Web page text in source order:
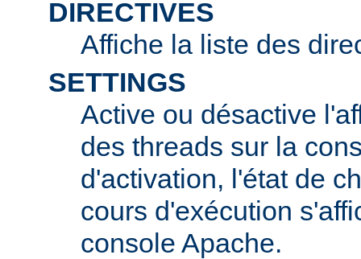
DIRECTIVES
Affiche la liste des
SETTINGS
Active ou désactive
des threads sur la
d'activation, l'état de
cours d'exécution
console Apache.